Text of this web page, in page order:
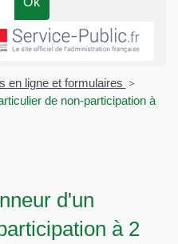
en ligne et formulaires >
de non-participation à
d'un
à 2